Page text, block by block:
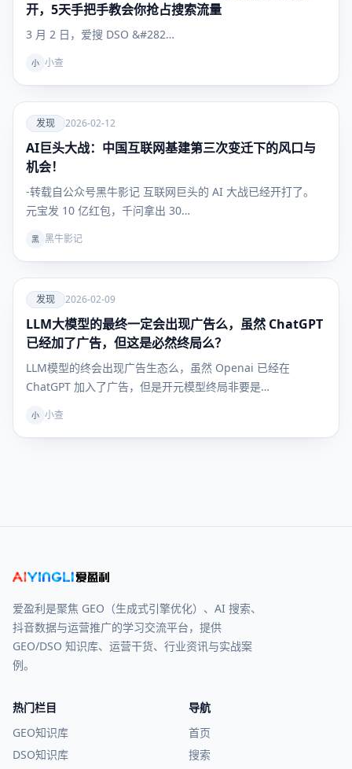
开，5天手把手教会你抢占搜索流量
3 月 2 日，爱搜 DSO &#282…
小 小查
爱
发现
发现 2026-02-12
AI巨头大战：中国互联网基建第三次变迁下的风口与
机会！
-转载自公众号黑牛影记 互联网巨头的 AI 大战已经开打了。
元宝发 10 亿红包，千问拿出 30…
黑 黑牛影记
爱
发现
发现 2026-02-09
LLM大模型的最终一定会出现广告么，虽然 ChatGPT
已经加了广告，但这是必然终局么？
LLM模型的终会出现广告生态么，虽然 Openai 已经在
ChatGPT 加入了广告，但是开元模型终局非要是…
小 小查
爱盈利是聚焦 GEO（生成式引擎优化）、AI 搜索、
抖音数据与运营推广的学习交流平台，提供
GEO/DSO 知识库、运营干货、行业资讯与实战案
例。
热门栏目
GEO知识库
DSO知识库
导航
首页
搜索